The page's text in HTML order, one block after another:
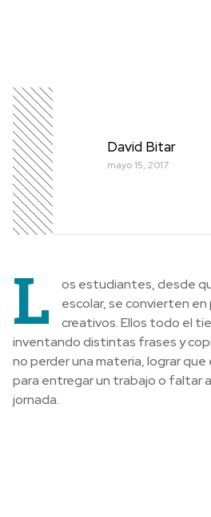
David Bitar
mayo 15, 2017
L
os estudiantes, desde
escolar, se convierten
creativos. Ellos todo el
inventando distintas frases y
no perder una materia, lograr
para entregar un trabajo o faltar
jornada.